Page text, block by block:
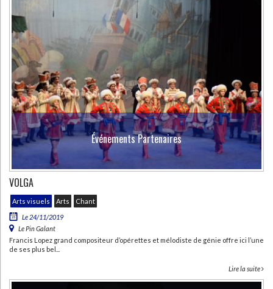
Événements Partenaires
VOLGA
Arts visuels Arts
Chant
Le 24/11/2019
Le Pin Galant
Francis Lopez grand compositeur d’opérettes et mélodiste de génie offre ici l’une
de ses plus bel...
Lire la suite